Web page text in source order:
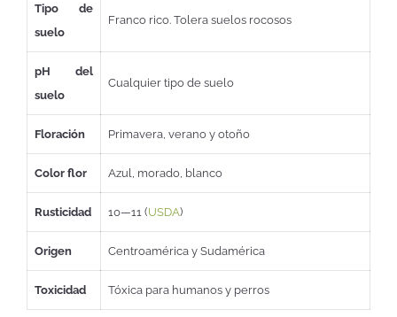
Tipo de
suelo
Franco rico. Tolera suelos rocosos
pH del
suelo
Cualquier tipo de suelo
Floración Primavera, verano y otoño
Color flor Azul, morado, blanco
Rusticidad 10—11 (USDA)
Origen Centroamérica y Sudamérica
Toxicidad Tóxica para humanos y perros